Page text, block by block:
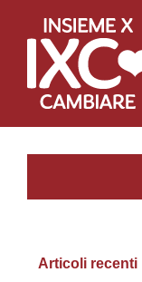
Articoli recenti